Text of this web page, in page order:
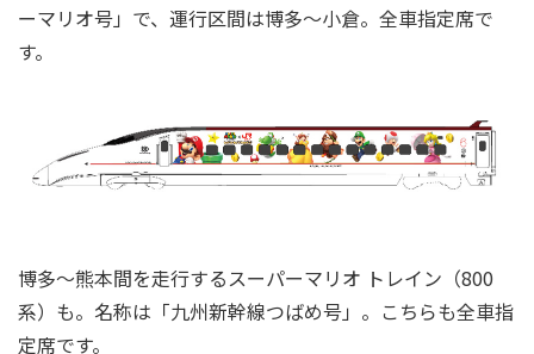
ーマリオ号」で、運行区間は博多～小倉。全車指定席で
す。
博多～熊本間を走行するスーパーマリオ トレイン（800
系）も。名称は「九州新幹線つばめ号」。こちらも全車指
定席です。